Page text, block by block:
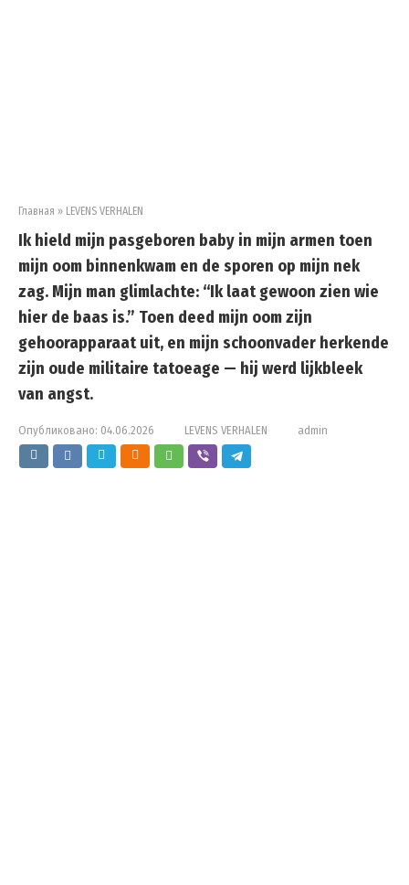
Главная » LEVENS VERHALEN
Ik hield mijn pasgeboren baby in mijn armen toen
mijn oom binnenkwam en de sporen op mijn nek
zag. Mijn man glimlachte: “Ik laat gewoon zien wie
hier de baas is.” Toen deed mijn oom zijn
gehoorapparaat uit, en mijn schoonvader herkende
zijn oude militaire tatoeage — hij werd lijkbleek
van angst.
Опубликовано: 04.06.2026 LEVENS VERHALEN admin